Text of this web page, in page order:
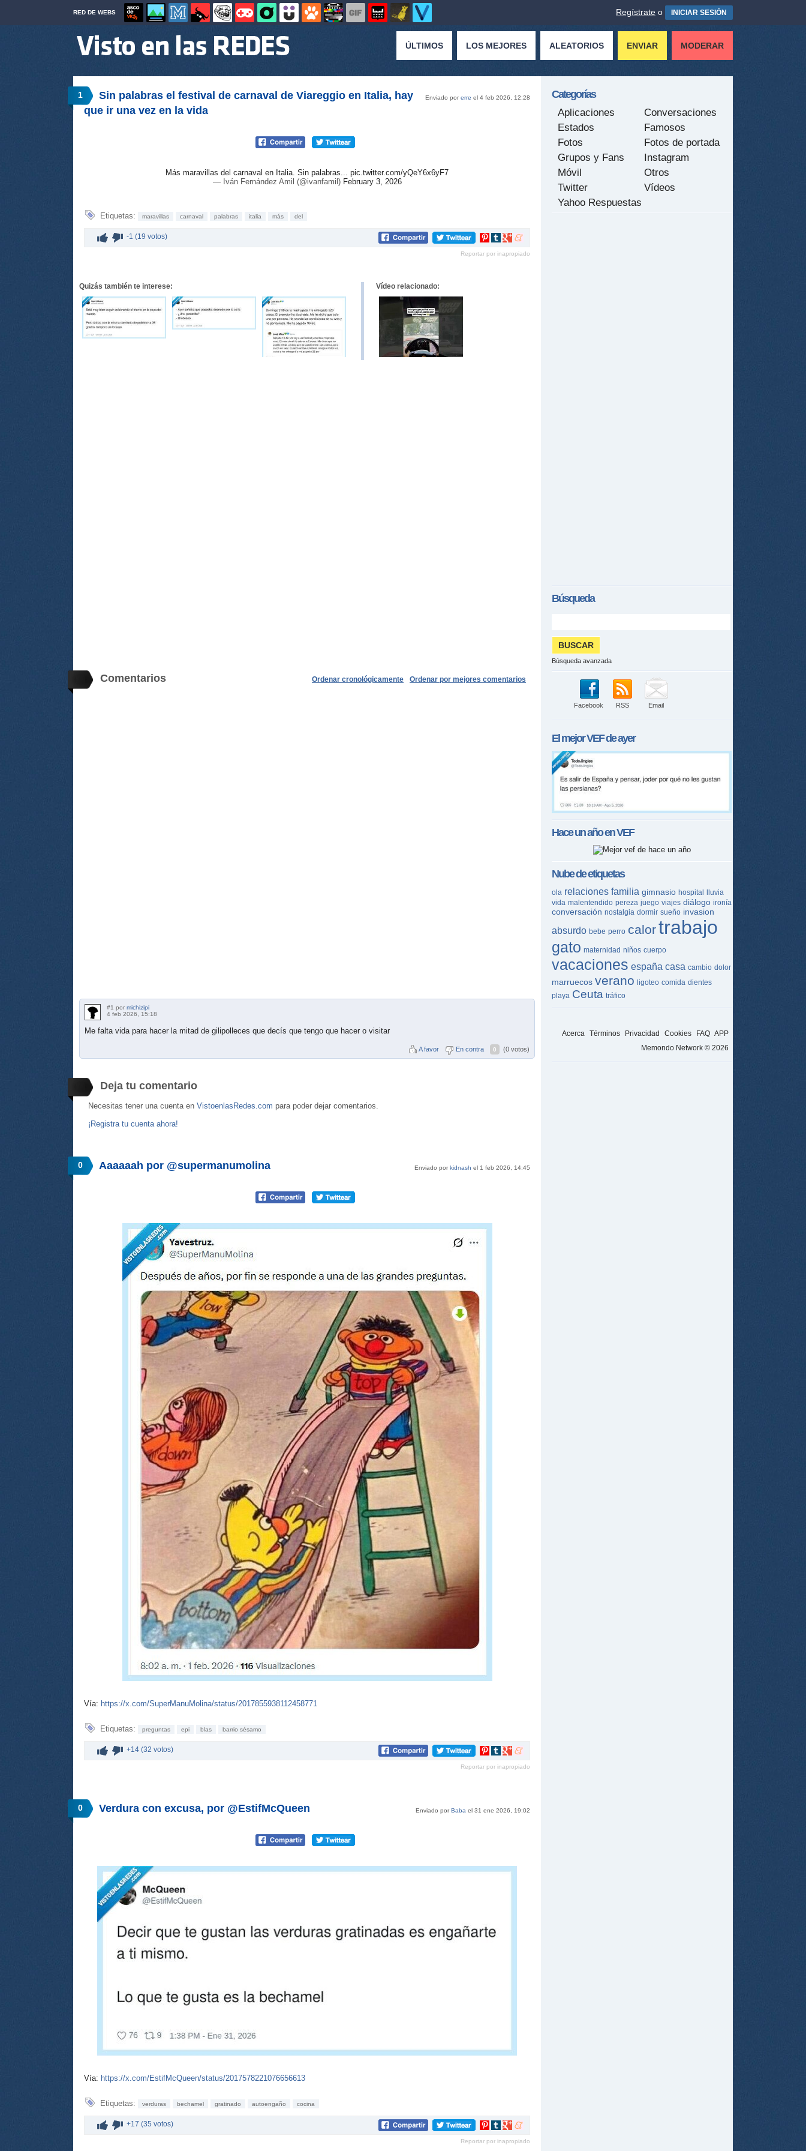
RED DE WEBS Regístrate o INICIAR SESIÓN
ÚLTIMOS LOS MEJORES ALEATORIOS ENVIAR MODERAR
1 Enviado porerre el 4 feb 2026, 12:28
Sin palabras el festival de carnaval de Viareggio en Italia, hay
que ir una vez en la vida
Más maravillas del carnaval en Italia. Sin palabras... pic.twitter.com/yQeY6x6yF7
— Iván Fernández Amil (@ivanfamil) February 3, 2026
Etiquetas: maravillas carnaval palabras italia más del
-1 (19 votos)
Compartir
Pinterest
Compartir
tumblr
Compartir
Google+
Compartir
meneame
Reportar por inapropiado
Quizás también te interese: Vídeo relacionado:
Comentarios Ordenar por mejores comentarios
Ordenar cronológicamente
#1 por michizipi
4 feb 2026, 15:18
Me falta vida para hacer la mitad de gilipolleces que decís que tengo que hacer o visitar
A favor En contra 0 (0 votos)
Deja tu comentario
Necesitas tener una cuenta en VistoenlasRedes.com para poder dejar comentarios.
¡Registra tu cuenta ahora!
0 Enviado porkidnash el 1 feb 2026, 14:45
Aaaaaah por @supermanumolina
Vía: https://x.com/SuperManuMolina/status/2017855938112458771
Etiquetas: preguntas epi blas barrio sésamo
+14 (32 votos)
Compartir
Pinterest
Compartir
tumblr
Compartir
Google+
Compartir
meneame
Reportar por inapropiado
0 Enviado porBaba el 31 ene 2026, 19:02
Verdura con excusa, por @EstifMcQueen
Vía: https://x.com/EstifMcQueen/status/2017578221076656613
Etiquetas: verduras bechamel gratinado autoengaño cocina
+17 (35 votos)
Compartir
Pinterest
Compartir
tumblr
Compartir
Google+
Compartir
meneame
Reportar por inapropiado
Categorías
Aplicaciones
Conversaciones
Estados
Famosos
Fotos
Fotos de portada
Grupos y Fans
Instagram
Móvil
Otros
Twitter
Vídeos
Yahoo Respuestas
Búsqueda
Búsqueda avanzada
Facebook RSS Email
El mejorVEFde ayer
Hace un año enVEF
Nube de etiquetas
ola relaciones familia gimnasio hospital lluvia
vida malentendido pereza juego viajes diálogo ironía
conversación nostalgia dormir sueño invasion
absurdo bebe perro calortrabajo
gato maternidad niños cuerpo
vacaciones españa casa cambio dolor
marruecos verano ligoteo comida dientes
playa Ceuta tráfico
Acerca Términos Privacidad Cookies FAQ APP
Memondo Network © 2026